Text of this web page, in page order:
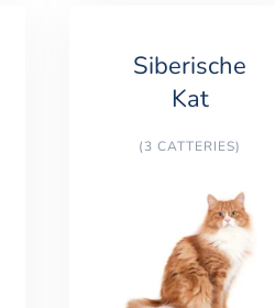
Siberische
Kat
(3 CATTERIES)